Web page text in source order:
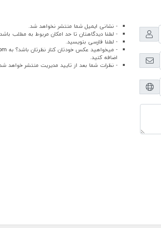
- نشانی ایمیل شما منتشر نخواهد شد.
- لطفا دیدگاهتان تا حد امکان مربوط به مطلب
- لطفا فارسی بنویسید.
- میخواهید عکس خودتان کنار نظرتان باشد؟ به
اضافه کنید.
- نظرات شما بعد از تایید مدیریت منتشر خواهد